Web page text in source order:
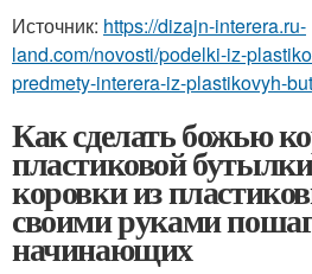
Источник: https://dizajn-interera.ru-
land.com/novosti/podelki-iz-
predmety-interera-iz-plastikovyh-
Как сделать божью
пластиковой
коровки из
своими руками
начинающих